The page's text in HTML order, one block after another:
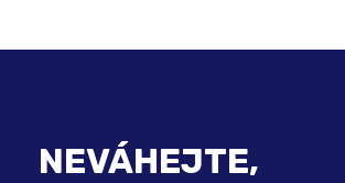
NEVÁHEJTE,